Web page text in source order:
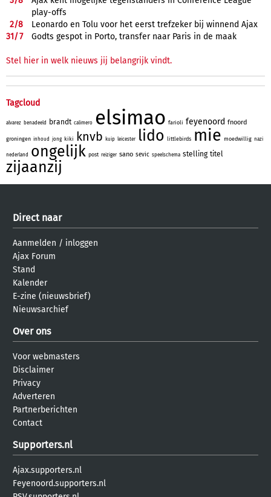
play-offs
2/8
Leonardo en Tolu voor het eerst trefzeker bij winnend Ajax
31/7 Godts gespot in Porto, transfer naar Paris in de maak
Stel hier in welk nieuws jij belangrijk vindt.
Tagcloud
alvarez benadeeld brandt calimero elsimao farioli feyenoord fnoord
groningen inhoud jong kiki knvb kuip leicester lido littlebirds mie moedwillig nazi
nederland ongelijk post reiziger sano sevic speelschema stelling titel
zijaanzij
Direct naar
Aanmelden / inloggen
Ajax Forum
Stand
Kalender
E-zine (nieuwsbrief)
Nieuwsarchief
Over ons
Voor webmasters
Disclaimer
Privacy
Adverteren
Partnerberichten
Contact
Supporters.nl
Ajax.supporters.nl
Feyenoord.supporters.nl